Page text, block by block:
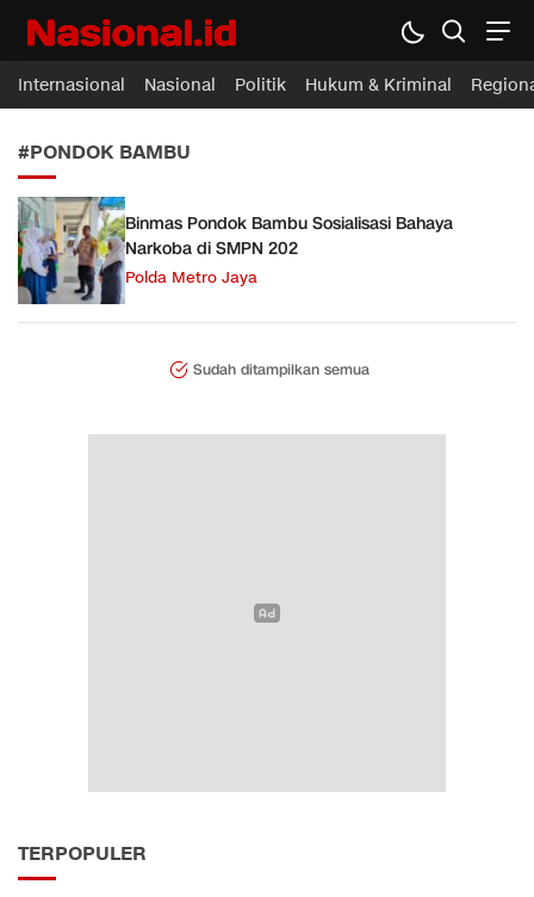
Nasional.id
Membawa Inspirasi Untuk Indonesia
Internasional Nasional Politik Hukum & Kriminal
#PONDOK BAMBU
Binmas Pondok Bambu Sosialisasi Bahaya
Narkoba di SMPN 202
Polda Metro Jaya
Sudah ditampilkan semua
TERPOPULER